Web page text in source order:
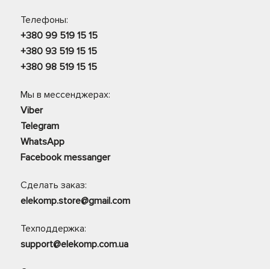
Телефоны:
+380 99 519 15 15
+380 93 519 15 15
+380 98 519 15 15
Мы в мессенджерах:
Viber
Telegram
WhatsApp
Facebook messanger
Сделать заказ:
elekomp.store@gmail.com
Техподдержка:
support@elekomp.com.ua